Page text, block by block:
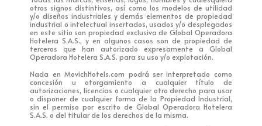
otros signos distintivos, así como los modelos de utilidad
y/o diseños industriales y demás elementos de propiedad
industrial o intelectual insertados, usados y/o desplegados
en este sitio son propiedad exclusiva de Global Operadora
Hotelera S.A.S., y en algunos casos son de propiedad de
terceros que han autorizado expresamente a Global
Operadora Hotelera S.A.S. para su uso y/o explotación.
Nada en MovichHotels.com podrá ser interpretado como
concesión u otorgamiento a cualquier título de
autorizaciones, licencias o cualquier otro derecho para usar
o disponer de cualquier forma de la Propiedad Industrial,
sin el permiso por escrito de Global Operadora Hotelera
S.A.S. o del titular de los derechos de la misma.